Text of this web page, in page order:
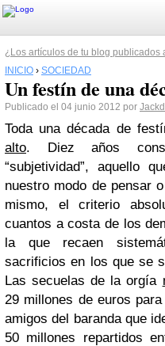
¿Los artículos de tu blog publicados
INICIO › SOCIEDAD
Un festín de una
Publicado el 04 junio 2012 por
Toda una década de
alto. Diez años
“subjetividad”, aquello
nuestro modo de pensar
mismo, el criterio
cuantos a costa de los
la que recaen
sacrificios en los que se
Las secuelas de la orgía
29 millones de euros
amigos del baranda que
50 millones repartidos